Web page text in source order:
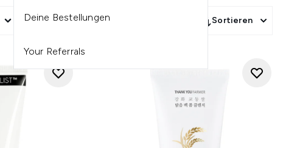
Deine Bestellungen
Your Referrals
Sortieren